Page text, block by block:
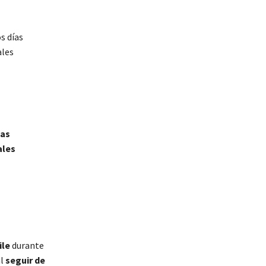
días
durante
seguir de